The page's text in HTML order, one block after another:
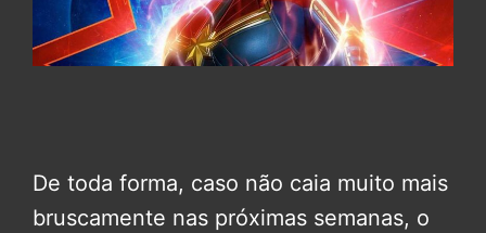
De toda forma, caso não caia muito mais
bruscamente nas próximas semanas, o